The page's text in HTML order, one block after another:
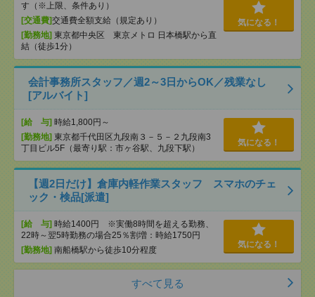
す（※上限、条件あり）
[交通費]交通費全額支給（規定あり）
[勤務地] 東京都中央区 東京メトロ 日本橋駅から直
結（徒歩1分）
気になる！
会計事務所スタッフ／週2～3日からOK／残業なし
[アルバイト]
[給 与] 時給1,800円～
[勤務地] 東京都千代田区九段南３－５－２九段南3
丁目ビル5F（最寄り駅：市ヶ谷駅、九段下駅）
気になる！
【週2日だけ】倉庫内軽作業スタッフ スマホのチェ
ック・検品[派遣]
[給 与] 時給1400円 ※実働8時間を超える勤務、
22時～翌5時勤務の場合25％割増：時給1750円
[勤務地] 南船橋駅から徒歩10分程度
気になる！
すべて見る